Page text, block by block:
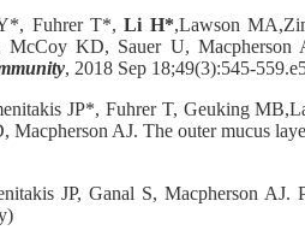
Fuhrer T*,Li H*,Lawson
KD, Sauer U, Macpherson
, 2018 Sep 18;49(3):545-
JP*, Fuhrer T, Geuking
Macpherson AJ. The outer mucus
JP, Ganal S, Macpherson